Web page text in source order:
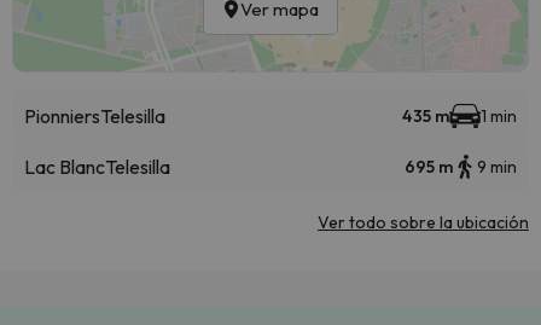
Ver mapa
PionniersTelesilla 435 m 1 min
Lac BlancTelesilla 695 m 9 min
Ver todo sobre la ubicación